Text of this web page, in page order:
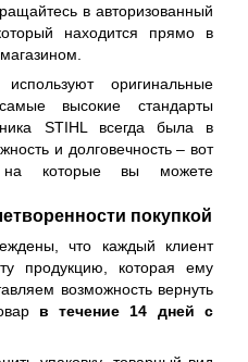
в авторизованный
находится прямо в
оригинальные
высокие стандарты
STIHL всегда была в
и долговечность – вот
на которые вы можете
покупкой
что каждый клиент
продукцию, которая ему
возможность вернуть
в течение 14 дней с